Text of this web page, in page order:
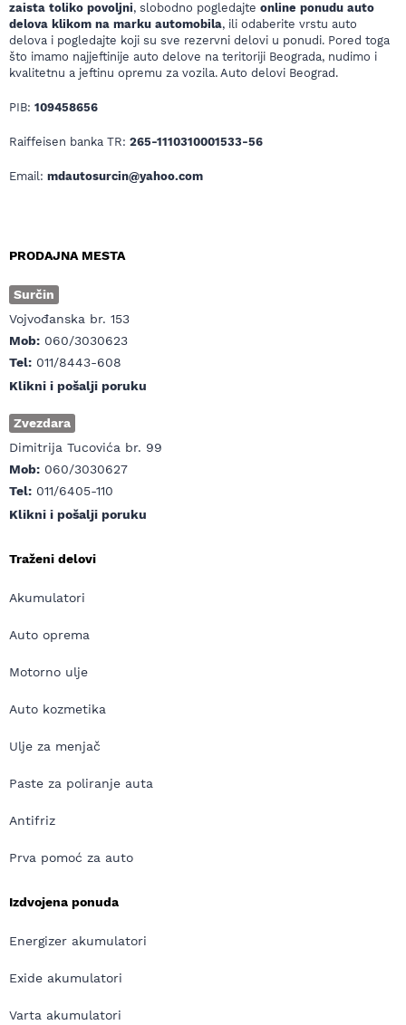
zaista toliko povoljni, slobodno pogledajte online ponudu auto
delova klikom na marku automobila, ili odaberite vrstu auto
delova i pogledajte koji su sve rezervni delovi u ponudi. Pored toga
što imamo najjeftinije auto delove na teritoriji Beograda, nudimo i
kvalitetnu a jeftinu opremu za vozila. Auto delovi Beograd.
PIB: 109458656
Raiffeisen banka TR: 265-1110310001533-56
Email: mdautosurcin@yahoo.com
PRODAJNA MESTA
Surčin
Vojvođanska br. 153
Mob: 060/3030623
Tel: 011/8443-608
Klikni i pošalji poruku
Zvezdara
Dimitrija Tucovića br. 99
Mob: 060/3030627
Tel: 011/6405-110
Klikni i pošalji poruku
Traženi delovi
Akumulatori
Auto oprema
Motorno ulje
Auto kozmetika
Ulje za menjač
Paste za poliranje auta
Antifriz
Prva pomoć za auto
Izdvojena ponuda
Energizer akumulatori
Exide akumulatori
Varta akumulatori